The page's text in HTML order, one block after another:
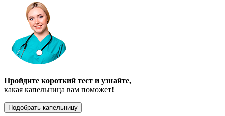
Пройдите короткий тест и узнайте,
какая капельница вам поможет!
Подобрать капельницу